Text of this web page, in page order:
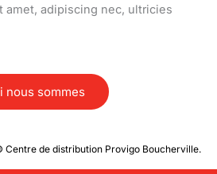
amet, adipiscing nec, ultricies
nous sommes
Centre de distribution Provigo Boucherville.